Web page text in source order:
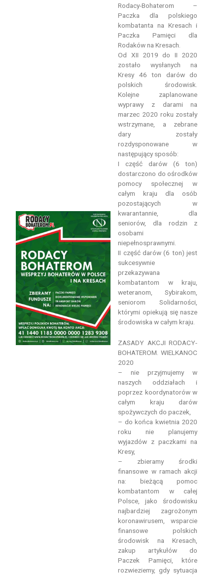
Rodacy-Bohaterom –
Paczka dla polskiego
kombatanta na Kresach i
Paczka Pamięci dla
Rodaków na Kresach.
Od XII 2019 do II 2020
zostało wysłanych na
Kresy 46 ton darów do
polskich środowisk.
Kolejne zaplanowane
wyprawy z darami na
marzec 2020 roku zostały
wstrzymane, a zebrane
dary zostały
rozdysponowane w
następujący sposób:
I część darów (6 ton)
dostarczono do ośrodków
pomocy społecznej w
całym kraju dla osób
pozostających w
kwarantannie, dla
seniorów, dla rodzin z
osobami
niepełnosprawnymi.
II część darów (6 ton) jest
sukcesywnie
przekazywana
kombatantom w kraju,
weteranom, Sybirakom,
seniorom Solidarności,
którymi opiekują się nasze
środowiska w całym kraju.
ZASADY AKCJI RODACY-
BOHATEROM. WIELKANOC
2020
– nie przyjmujemy w
naszych oddziałach i
poprzez koordynatorów w
całym kraju darów
spożywczych do paczek,
– do końca kwietnia 2020
roku nie planujemy
wyjazdów z paczkami na
Kresy,
– zbieramy środki
finansowe w ramach akcji
na: bieżącą pomoc
kombatantom w całej
Polsce, jako środowisku
najbardziej zagrożonym
koronawirusem, wsparcie
finansowe polskich
środowisk na Kresach,
zakup artykułów do
Paczek Pamięci, które
rozwieziemy, gdy sytuacja